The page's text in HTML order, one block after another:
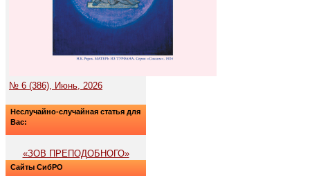
№ 6 (386), Июнь, 2026
Неслучайно-случайная статья для
Вас:
«ЗОВ ПРЕПОДОБНОГО»
Сайты СибРО